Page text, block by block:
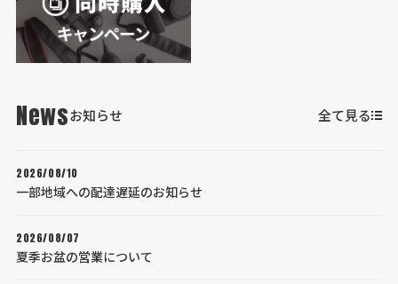
Newsお知らせ 全て見る
2026/08/10
一部地域への配達遅延のお知らせ
2026/08/07
夏季お盆の営業について